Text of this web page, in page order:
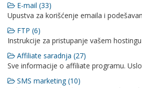
E-mail (33)
Upustva za korišćenje emaila i
FTP (6)
Instrukcije za pristupanje vašem
Affiliate saradnja (27)
Sve informacije o affiliate programu.
SMS marketing (10)